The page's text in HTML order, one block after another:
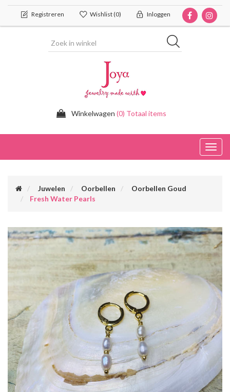
Registreren Wishlist(0) Inloggen
Winkelwagen (0) Totaal items
Juwelen Oorbellen
Oorbellen Goud
Fresh Water Pearls